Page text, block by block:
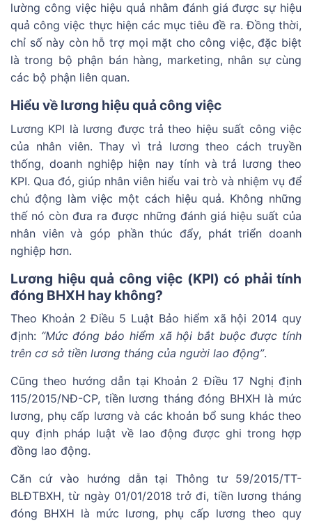
lường công việc hiệu quả nhằm đánh giá được sự hiệu
quả công việc thực hiện các mục tiêu đề ra. Đồng thời,
chỉ số này còn hỗ trợ mọi mặt cho công việc, đặc biệt
là trong bộ phận bán hàng, marketing, nhân sự cùng
các bộ phận liên quan.
Hiểu về lương hiệu quả công việc
Lương KPI là lương được trả theo hiệu suất công việc
của nhân viên. Thay vì trả lương theo cách truyền
thống, doanh nghiệp hiện nay tính và trả lương theo
KPI. Qua đó, giúp nhân viên hiểu vai trò và nhiệm vụ để
chủ động làm việc một cách hiệu quả. Không những
thế nó còn đưa ra được những đánh giá hiệu suất của
nhân viên và góp phần thúc đẩy, phát triển doanh
nghiệp hơn.
Lương hiệu quả công việc (KPI) có phải tính
đóng BHXH hay không?
Theo Khoản 2 Điều 5 Luật Bảo hiểm xã hội 2014 quy
định: “Mức đóng bảo hiểm xã hội bắt buộc được tính
trên cơ sở tiền lương tháng của người lao động”.
Cũng theo hướng dẫn tại Khoản 2 Điều 17 Nghị định
115/2015/NĐ-CP, tiền lương tháng đóng BHXH là mức
lương, phụ cấp lương và các khoản bổ sung khác theo
quy định pháp luật về lao động được ghi trong hợp
đồng lao động.
Căn cứ vào hướng dẫn tại Thông tư 59/2015/TT-
BLĐTBXH, từ ngày 01/01/2018 trở đi, tiền lương tháng
đóng BHXH là mức lương, phụ cấp lương theo quy